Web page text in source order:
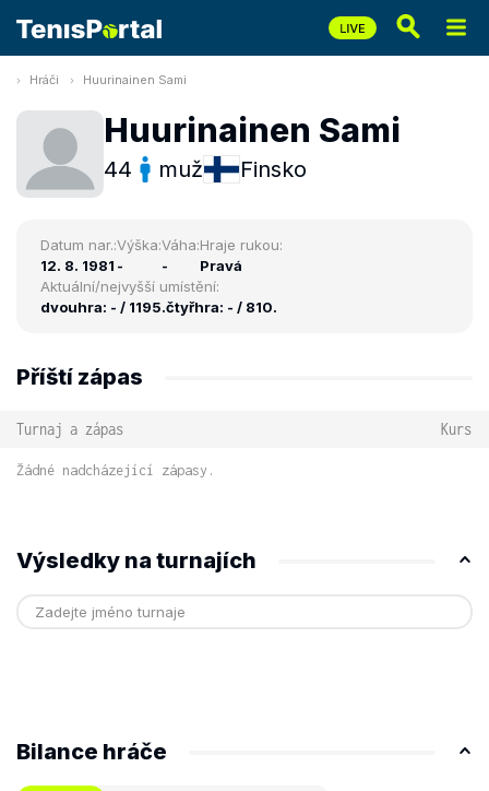
Hráči Huurinainen Sami
Huurinainen Sami
44 muž Finsko
Datum nar.:
12. 8. 1981
Výška:
-
Váha:
-
Hraje rukou:
Pravá
Aktuální/nejvyšší umístění:
dvouhra: - / 1195.čtyřhra: - / 810.
Příští zápas
Turnaj a zápas Kurs
Žádné nadcházející zápasy.
Výsledky na turnajích
Bilance hráče